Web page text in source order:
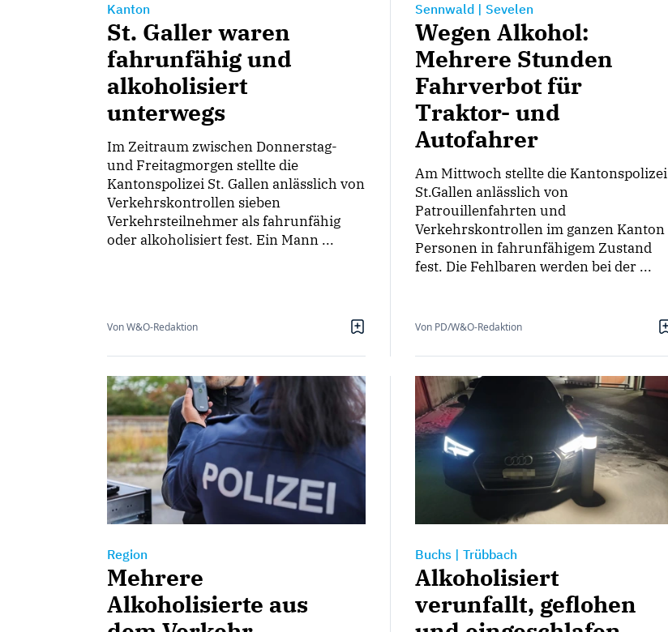
Kanton
St. Galler waren
fahrunfähig und
alkoholisiert
unterwegs
Im Zeitraum zwischen Donnerstag-
und Freitagmorgen stellte die
Kantonspolizei St. Gallen anlässlich von
Verkehrskontrollen sieben
Verkehrsteilnehmer als fahrunfähig
oder alkoholisiert fest. Ein Mann ...
Von W&O-Redaktion
Sennwald | Sevelen
Wegen Alkohol:
Mehrere Stunden
Fahrverbot für
Traktor- und
Autofahrer
Am Mittwoch stellte die Kantonspolizei
St.Gallen anlässlich von
Patrouillenfahrten und
Verkehrskontrollen im ganzen Kanton
Personen in fahrunfähigem Zustand
fest. Die Fehlbaren werden bei der ...
Von PD/W&O-Redaktion
Region
Mehrere
Alkoholisierte aus
Buchs | Trübbach
Alkoholisiert
verunfallt, geflohen